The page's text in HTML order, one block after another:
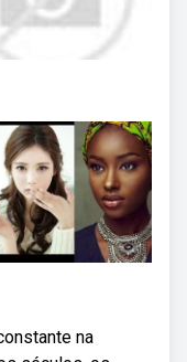
na